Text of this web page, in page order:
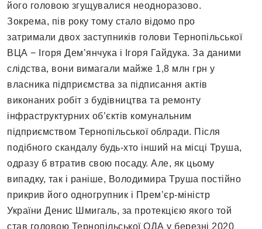
його головою згущувалися неодноразово.
Зокрема, пів року тому стало відомо про
затримали двох заступників голови Тернопільської
ВЦА − Ігоря Дем’янчука і Ігоря Гайдука. За даними
слідства, вони вимагали майже 1,8 млн грн у
власника підприємства за підписання актів
виконаних робіт з будівництва та ремонту
інфраструктурних об’єктів комунальним
підприємством Тернопільської облради. Після
подібного скандалу будь-хто інший на місці Труша,
одразу б втратив свою посаду. Але, як цьому
випадку, так і раніше, Володимира Труша постійно
прикрив його одногрупник і Прем’єр-міністр
України Денис Шмигаль, за протекцією якого той
став головою Тернопільської ОДА у березні 2020